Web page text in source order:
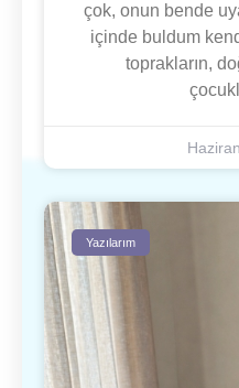
çok, onun bende
içinde buldum
toprakların,
Yazılarım